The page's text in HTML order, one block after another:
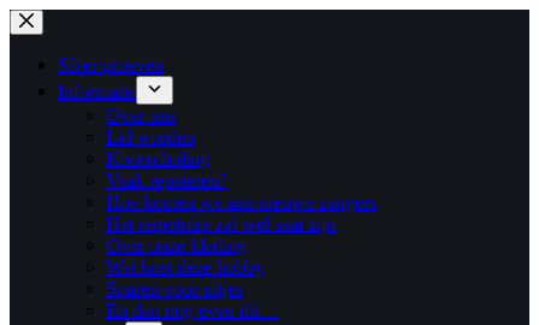
Ga
naar
inhoud
Sfeer proeven
Informatie
Over ons
Lid worden
Koorscholing
Vaak repeteren?
Hoe komen we aan nieuwe zangers
Het repertoire zal wel saai zijn
Over onze kleding
Wat kost deze hobby
Sparen voor uitjes
En dan nog even dit…